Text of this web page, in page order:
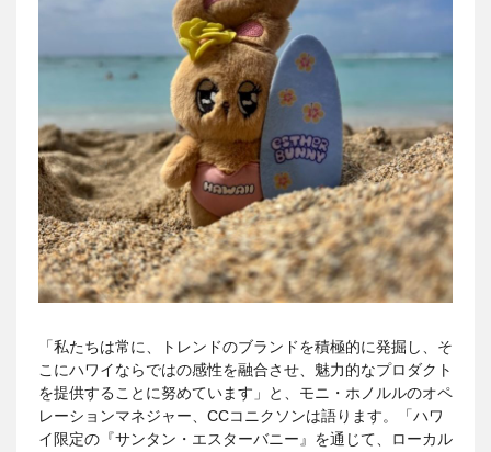
「私たちは常に、トレンドのブランドを積極的に発掘し、そ
こにハワイならではの感性を融合させ、魅力的なプロダクト
を提供することに努めています」と、モニ・ホノルルのオペ
レーションマネジャー、CCコニクソンは語ります。「ハワ
イ限定の『サンタン・エスターバニー』を通じて、ローカル